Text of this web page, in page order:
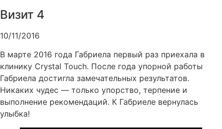
Визит 4
10/11/2016
В марте 2016 года Габриела первый раз приехала в
клинику Crystal Touch. После года упорной работы
Габриела достигла замечательных результатов.
Никаких чудес — только упорство, терпение и
выполнение рекомендаций. К Габриеле вернулась
улыбка!